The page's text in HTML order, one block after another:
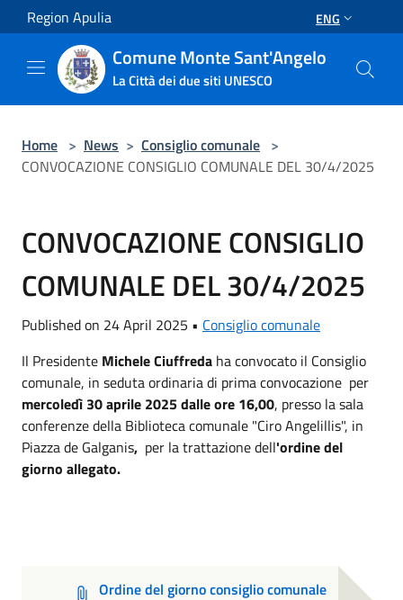
Salta al contenuto principale
Region Apulia ENG
Comune Monte Sant'Angelo
La Città dei due siti UNESCO
Home > News > Consiglio comunale >
CONVOCAZIONE CONSIGLIO COMUNALE DEL 30/4/2025
CONVOCAZIONE CONSIGLIO
COMUNALE DEL 30/4/2025
Published on 24 April 2025 • Consiglio comunale
Il Presidente Michele Ciuffreda ha convocato il Consiglio
comunale, in seduta ordinaria di prima convocazione per
mercoledì 30 aprile 2025 dalle ore 16,00, presso la sala
conferenze della Biblioteca comunale "Ciro Angelillis", in
Piazza de Galganis, per la trattazione dell'ordine del
giorno allegato.
Ordine del giorno consiglio comunale